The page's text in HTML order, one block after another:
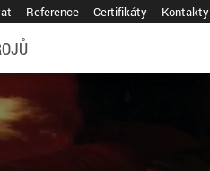
Reference Certifikáty Kontakty